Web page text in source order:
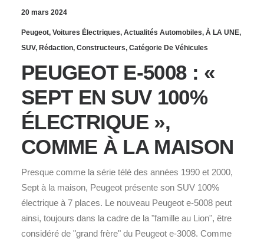
20 mars 2024
Peugeot, Voitures Électriques, Actualités Automobiles, À LA UNE,
SUV, Rédaction, Constructeurs, Catégorie De Véhicules
PEUGEOT E-5008 : «
SEPT EN SUV 100%
ÉLECTRIQUE »,
COMME À LA MAISON
Presque comme la série télé des années 1990 et 2000,
Sept à la maison, Peugeot présente son SUV 100%
électrique à 7 places. Le nouveau Peugeot e-5008 peut
ainsi, toujours dans la cadre de la "famille au Lion", être
considéré de "grand frère" du Peugeot e-3008. Comme